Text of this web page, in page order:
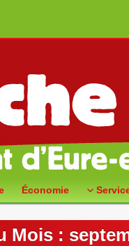
Économie
Mois :